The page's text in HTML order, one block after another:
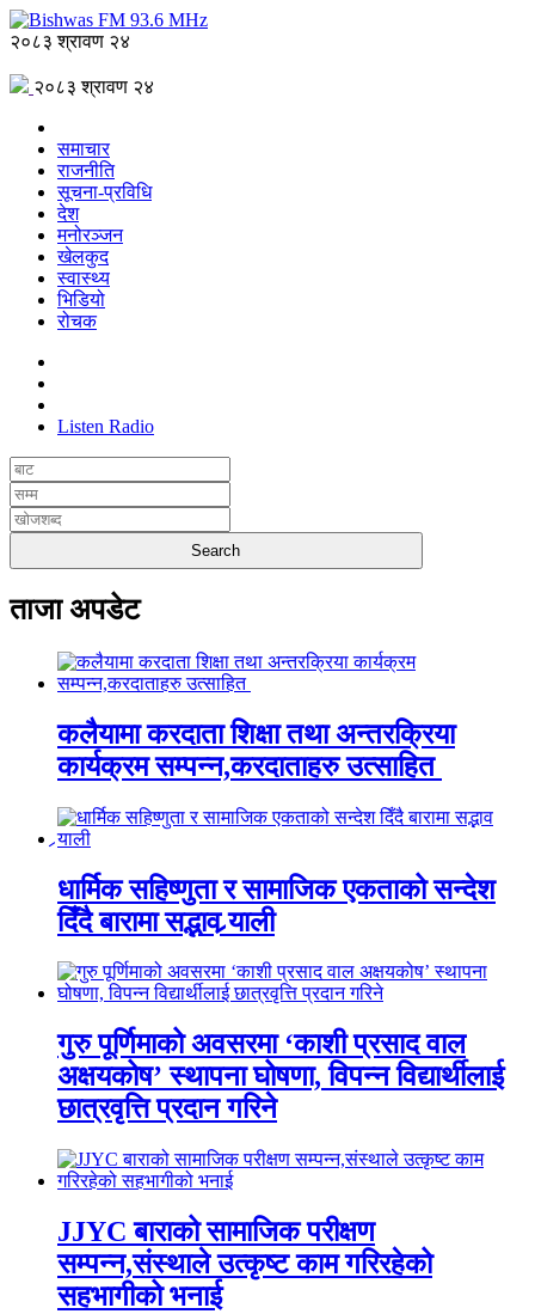
२०८३ श्रावण २४
२०८३ श्रावण २४
समाचार
राजनीति
सूचना-प्रविधि
देश
मनोरञ्जन
खेलकुद
स्वास्थ्य
भिडियो
रोचक
Listen Radio
ताजा अपडेट
कलैयामा करदाता शिक्षा तथा अन्तरक्रिया
कार्यक्रम सम्पन्न,करदाताहरु उत्साहित
धार्मिक सहिष्णुता र सामाजिक एकताको सन्देश
दिँदै बारामा सद्भाव र्‍याली
गुरु पूर्णिमाको अवसरमा ‘काशी प्रसाद वाल
अक्षयकोष’ स्थापना घोषणा, विपन्न विद्यार्थीलाई
छात्रवृत्ति प्रदान गरिने
JJYC बाराको सामाजिक परीक्षण
सम्पन्न,संस्थाले उत्कृष्ट काम गरिरहेको
सहभागीको भनाई